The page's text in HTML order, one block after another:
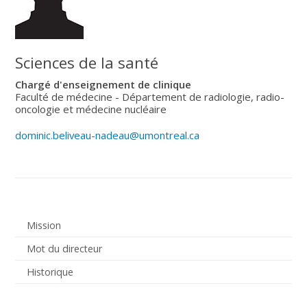
Mission
Mot du directeur
Historique
Sciences de la santé
Chargé d'enseignement de clinique
Faculté de médecine - Département de radiologie, radio-
oncologie et médecine nucléaire
dominic.beliveau-nadeau@umontreal.ca